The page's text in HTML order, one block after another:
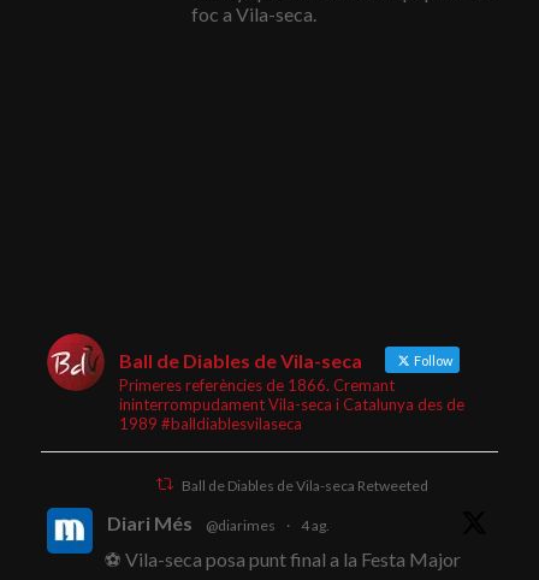
foc a Vila-seca.
Ball de Diables de Vila-seca Follow
Primeres referències de 1866. Cremant
ininterrompudament Vila-seca i Catalunya des de
1989 #balldiablesvilaseca
Ball de Diables de Vila-seca Retweeted
Diari Més @diarimes · 4 ag.
⚽ Vila-seca posa punt final a la Festa Major